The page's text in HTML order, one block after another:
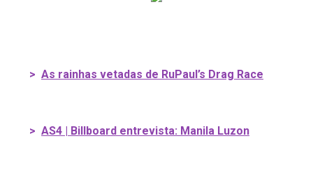
> As rainhas vetadas de RuPaul’s Drag Race
> AS4 | Billboard entrevista: Manila Luzon